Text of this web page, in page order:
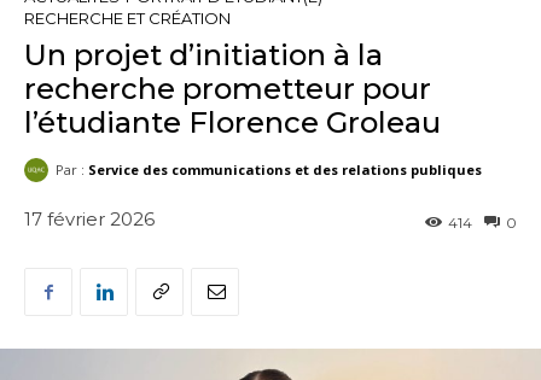
RECHERCHE ET CRÉATION
Un projet d’initiation à la
recherche prometteur pour
l’étudiante Florence Groleau
Par : Service des communications et des relations publiques
17 février 2026 0
414